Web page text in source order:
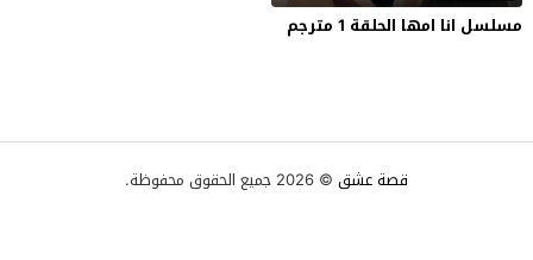
مسلسل انا امها الحلقة 1 مترجم
قصة عشق © 2026 جميع الحقوق محفوظة.